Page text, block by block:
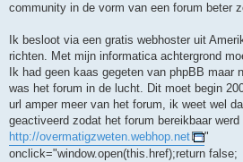
community in de vorm van een forum beter
Ik besloot via een gratis webhoster uit
richten. Met mijn informatica achtergrond
Ik had geen kaas gegeten van phpBB maar
was het forum in de lucht. Dit moet begin
url amper meer van het forum, ik weet wel
geactiveerd zodat het forum bereikbaar werd
http://overmatigzweten.webhop.net
"
onclick="window.open(this.href);return false;